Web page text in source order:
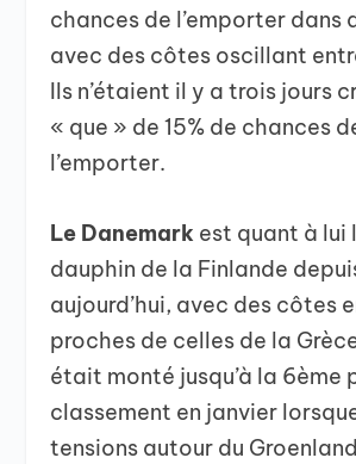
chances de l’emporter dans
avec des côtes oscillant
Ils n’étaient il y a trois jours
« que » de 15% de chances
l’emporter.
Le Danemark est quant à lui
dauphin de la Finlande
aujourd’hui, avec des côtes
proches de celles de la
était monté jusqu’à la 6ème
classement en janvier
tensions autour du